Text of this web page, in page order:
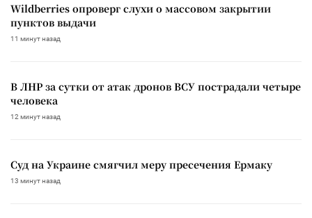
Wildberries опроверг слухи о массовом закрытии
пунктов выдачи
11 минут назад
В ЛНР за сутки от атак дронов ВСУ пострадали четыре
человека
12 минут назад
Суд на Украине смягчил меру пресечения Ермаку
13 минут назад